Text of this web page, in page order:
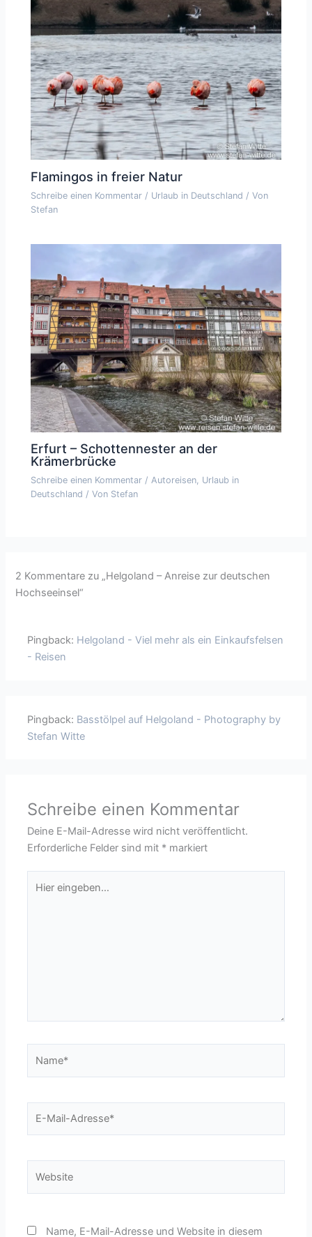
Flamingos in freier Natur
Schreibe einen Kommentar / Urlaub in Deutschland / Von
Stefan
Erfurt – Schottennester an der
Krämerbrücke
Schreibe einen Kommentar /Autoreisen, Urlaub in
Deutschland / Von Stefan
2 Kommentare zu „Helgoland – Anreise zur deutschen
Hochseeinsel“
Pingback: Helgoland - Viel mehr als ein Einkaufsfelsen
- Reisen
Pingback: Basstölpel auf Helgoland - Photography by
Stefan Witte
Schreibe einen Kommentar
Deine E-Mail-Adresse wird nicht veröffentlicht.
Erforderliche Felder sind mit * markiert
eingeben…
Name, E-Mail-Adresse und Website in diesem